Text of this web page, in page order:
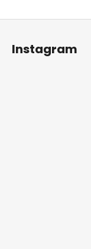
Z
Instagram